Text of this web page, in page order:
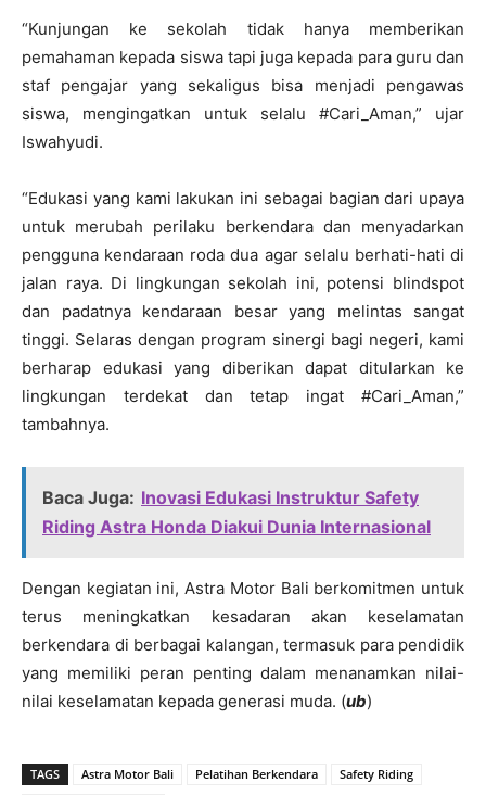
“Kunjungan ke sekolah tidak hanya memberikan
pemahaman kepada siswa tapi juga kepada para guru dan
staf pengajar yang sekaligus bisa menjadi pengawas
siswa, mengingatkan untuk selalu #Cari_Aman,” ujar
Iswahyudi.
“Edukasi yang kami lakukan ini sebagai bagian dari upaya
untuk merubah perilaku berkendara dan menyadarkan
pengguna kendaraan roda dua agar selalu berhati-hati di
jalan raya. Di lingkungan sekolah ini, potensi blindspot
dan padatnya kendaraan besar yang melintas sangat
tinggi. Selaras dengan program sinergi bagi negeri, kami
berharap edukasi yang diberikan dapat ditularkan ke
lingkungan terdekat dan tetap ingat #Cari_Aman,”
tambahnya.
Baca Juga: Inovasi Edukasi Instruktur Safety
Riding Astra Honda Diakui Dunia Internasional
Dengan kegiatan ini, Astra Motor Bali berkomitmen untuk
terus meningkatkan kesadaran akan keselamatan
berkendara di berbagai kalangan, termasuk para pendidik
yang memiliki peran penting dalam menanamkan nilai-
nilai keselamatan kepada generasi muda. (ub)
TAGS Astra Motor Bali Pelatihan Berkendara
Safety Riding